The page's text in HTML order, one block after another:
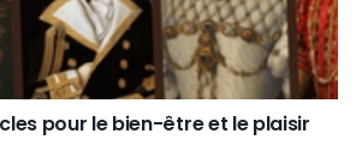
pour le bien-être et le plaisir